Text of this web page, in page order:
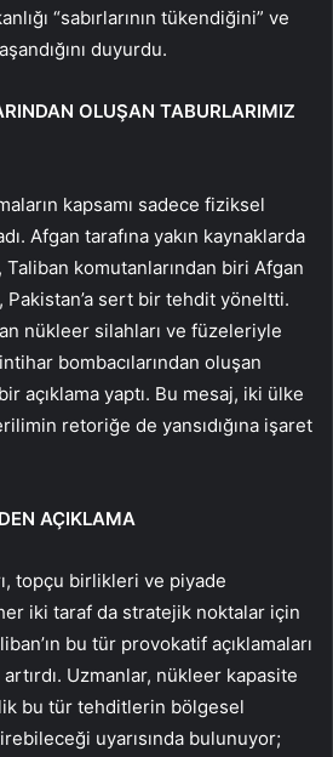
“sabırlarının tükendiğini” ve
duyurdu.
OLUŞAN TABURLARIMIZ
kapsamı sadece fiziksel
Afgan tarafına yakın kaynaklarda
komutanlarından biri Afgan
sert bir tehdit yöneltti.
nükleer silahları ve füzeleriyle
bombacılarından oluşan
açıklama yaptı. Bu mesaj, iki ülke
retoriğe de yansıdığına işaret
AÇIKLAMA
topçu birlikleri ve piyade
iki taraf da stratejik noktalar için
bu tür provokatif açıklamaları
Uzmanlar, nükleer kapasite
bu tür tehditlerin bölgesel
uyarısında bulunuyor;